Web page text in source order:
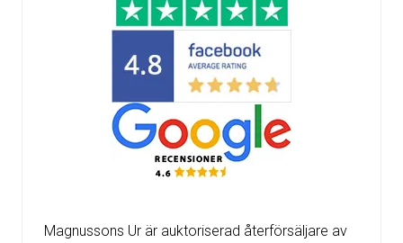
Magnussons Ur är auktoriserad återförsäljare av